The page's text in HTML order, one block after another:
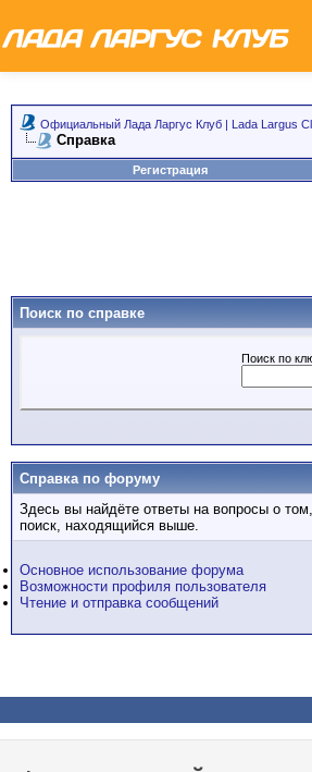
Официальный Лада Ларгус Клуб | Lada Largus
Справка
Регистрация
Поиск по справке
Поиск по
Справка по форуму
Здесь вы найдёте ответы на вопросы о
поиск, находящийся выше.
Основное использование форума
Возможности профиля пользователя
Чтение и отправка сообщений